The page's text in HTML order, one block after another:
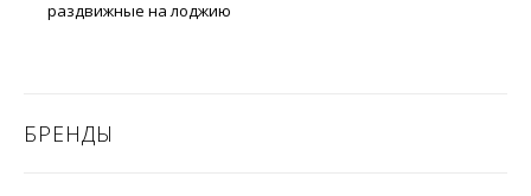
раздвижные на лоджию
БРЕНДЫ